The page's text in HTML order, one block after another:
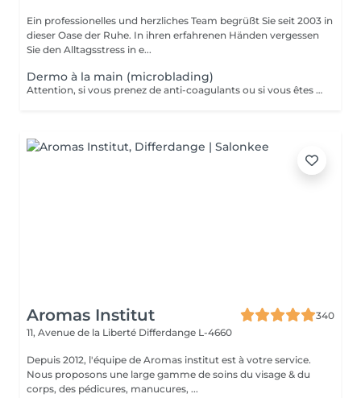
Ein professionelles und herzliches Team begrüßt Sie seit 2003 in
dieser Oase der Ruhe. In ihren erfahrenen Händen vergessen
Sie den Alltagsstress in e...
Dermo à la main (microblading)
Attention, si vous prenez de anti-coagulants ou si vous êtes diabétiques, veuillez d'abord nous consulter par téléphone avant de prendre rendez-vous!! Redessine vos sourcils avec des pigments naturels qui tiennent entre 10 et 12 mois il est conseillé de le faire uniquement dans les périodes non ensoleillées et 5-6 semaines avant un départ en vacances afin que la tenue soit au maximum!
Aromas Institut
340
11, Avenue de la Liberté Differdange L-4660
Depuis 2012, l'équipe de Aromas institut est à votre service.
Nous proposons une large gamme de soins du visage & du
corps, des pédicures, manucures, ...